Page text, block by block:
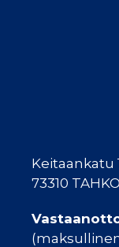
Keitaankatu
73310